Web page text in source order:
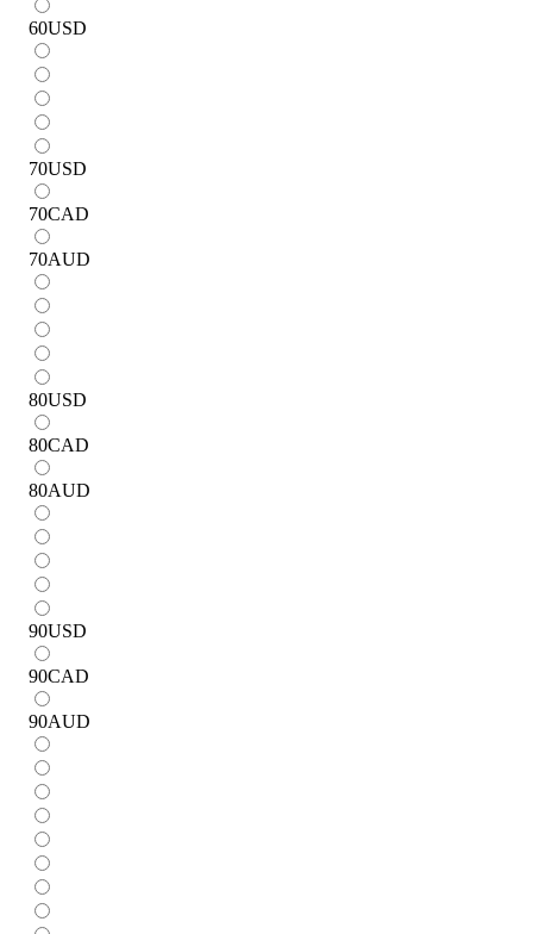
60USD
70USD
70CAD
70AUD
80USD
80CAD
80AUD
90USD
90CAD
90AUD